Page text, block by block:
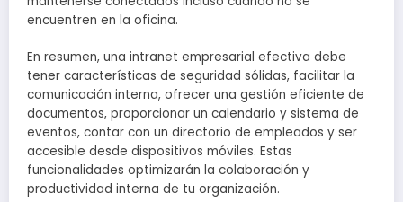
encuentren en la oficina.
En resumen, una intranet empresarial efectiva debe
tener características de seguridad sólidas, facilitar la
comunicación interna, ofrecer una gestión eficiente de
documentos, proporcionar un calendario y sistema de
eventos, contar con un directorio de empleados y ser
accesible desde dispositivos móviles. Estas
funcionalidades optimizarán la colaboración y
productividad interna de tu organización.